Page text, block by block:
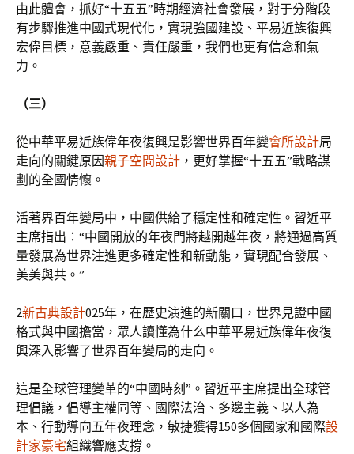
由此體會，抓好“十五五”時期經濟社會發展，對于分階段
有步驟推進中國式現代化，實現強國建設、平易近族復興
宏偉目標，意義嚴重、責任嚴重，我們也更有信念和氣
力。
（三）
從中華平易近族偉年夜復興是影響世界百年變會所設計局
走向的關鍵原因親子空間設計 ，更好掌握“十五五”戰略謀
劃的全國情懷。
活著界百年變局中，中國供給了穩定性和確定性。習近平
主席指出：“中國開放的年夜門將越開越年夜，將通過高質
量發展為世界注進更多確定性和新動能，實現配合發展、
美美與共。”
2新古典設計025年，在歷史演進的新關口，世界見證中國
格式與中國擔當，眾人讀懂為什么中華平易近族偉年夜復
興深入影響了世界百年變局的走向。
這是全球管理變革的“中國時刻”。習近平主席提出全球管
理倡議，倡導主權同等、國際法治、多邊主義、以人為
本、行動導向五年夜理念，敏捷獲得150多個國家和國際設
計家豪宅組織響應支撐。